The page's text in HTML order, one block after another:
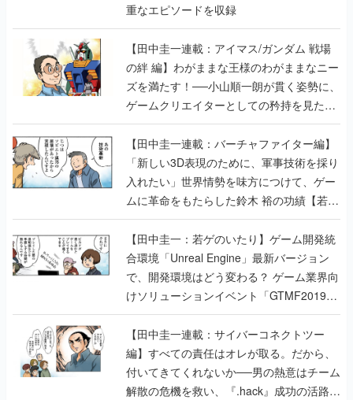
重なエピソードを収録
【田中圭一連載：アイマス/ガンダム 戦場
の絆 編】わがままな王様のわがままなニー
ズを満たす！──小山順一朗が貫く姿勢に、
ゲームクリエイターとしての矜持を見た
【若ゲのいたり最終回】
【田中圭一連載：バーチャファイター編】
「新しい3D表現のために、軍事技術を採り
入れたい」世界情勢を味方につけて、ゲー
ムに革命をもたらした鈴木 裕の功績【若ゲ
のいたり】
【田中圭一：若ゲのいたり】ゲーム開発統
合環境「Unreal Engine」最新バージョン
で、開発環境はどう変わる？ ゲーム業界向
けソリューションイベント「GTMF2019」
に行って、より理解を深めよう【PR】
【田中圭一連載：サイバーコネクトツー
編】すべての責任はオレが取る。だから、
付いてきてくれないか──男の熱意はチーム
解散の危機を救い、『.hack』成功の活路を